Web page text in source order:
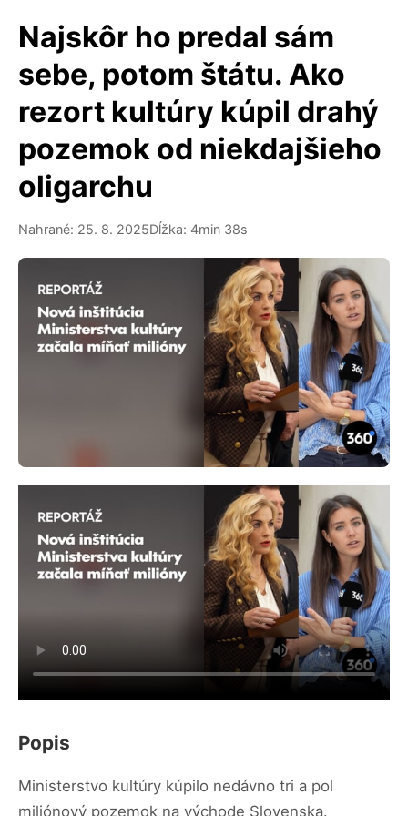
Najskôr ho predal sám
sebe, potom štátu. Ako
rezort kultúry kúpil drahý
pozemok od niekdajšieho
oligarchu
Nahrané: 25. 8. 2025Dĺžka: 4min 38s
Popis
Ministerstvo kultúry kúpilo nedávno tri a pol
miliónový pozemok na východe Slovenska.